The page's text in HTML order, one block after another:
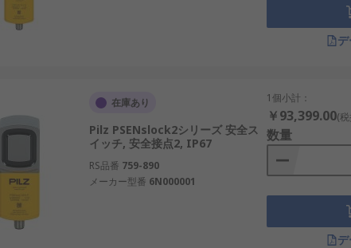
：通常時はロックを保持し、通電したときに解除するタイ
きな保持力を持ち、重量のあるガードや振動のある設備に
：保守時や停電時に、工具や決められた手順でロックを解除
：IP67、IP69Kなどの保護等級に対応し、水、粉じん、クー
在庫あり
Pilz PSENslock2シリーズ 安全ス
イッチ, 安全接点2, IP67
RS品番 759-890
メーカー型番 6N000001
1個小計：
￥93,399.00(税
数量